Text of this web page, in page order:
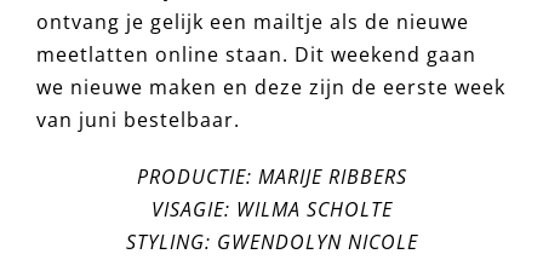
ontvang je gelijk een mailtje als de nieuwe
meetlatten online staan. Dit weekend gaan
we nieuwe maken en deze zijn de eerste week
van juni bestelbaar.
PRODUCTIE: MARIJE RIBBERS
VISAGIE: WILMA SCHOLTE
STYLING: GWENDOLYN NICOLE